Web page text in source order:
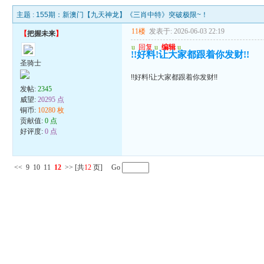
主题 : 155期：新澳门【九天神龙】《三肖中特》突破极限~！
【把握未来】
圣骑士
发帖:2345
威望:20295 点
铜币: 10280 枚
贡献值:0 点
好评度:0 点
11楼 发表于: 2026-06-03 22:19
u 回复 u 编辑 u
!!好料!让大家都跟着你发财!!
!!好料!让大家都跟着你发财!!
<< 9 10 11 12 >> [共12 页] Go